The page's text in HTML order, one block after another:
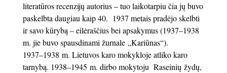
literatūros recenzijų autorius – tuo laikotarpiu čia jų buvo
paskelbta daugiau kaip 40. 1937 metais pradėjo skelbti
ir savo kūrybą – eilėraščius bei apsakymus (1937–1938
m. jie buvo spausdinami žurnale „Kariūnas“).
1937–1938 m. Lietuvos karo mokykloje atliko karo
tarnybą. 1938–1945 m. dirbo mokytoju Raseinių žydų,